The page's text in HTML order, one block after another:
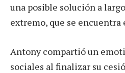
una posible solución a
extremo, que se encuentra
Antony compartió un
sociales al finalizar su